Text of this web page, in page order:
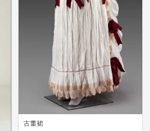
古董裙